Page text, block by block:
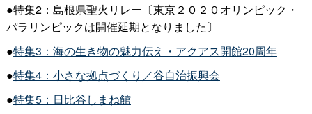
●特集2：島根県聖火リレー〔東京２０２０オリンピック・
パラリンピックは開催延期となりました〕
●特集3：海の生き物の魅力伝え・アクアス開館20周年
●特集4：小さな拠点づくり／谷自治振興会
●特集5：日比谷しまね館